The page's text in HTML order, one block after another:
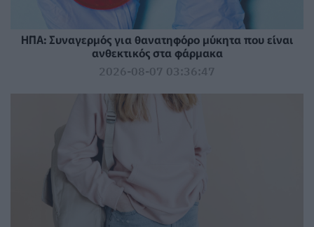
ΗΠΑ: Συναγερμός για θανατηφόρο μύκητα που είναι
ανθεκτικός στα φάρμακα
2026-08-07 03:36:47